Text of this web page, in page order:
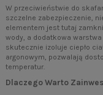
W przeciwieństwie do
szczelne zabezpieczenie,
elementem jest tutaj
wody, a dodatkowa
skutecznie izoluje ciepło
argonowym, pozwalają
temperatur.
Dlaczego Warto